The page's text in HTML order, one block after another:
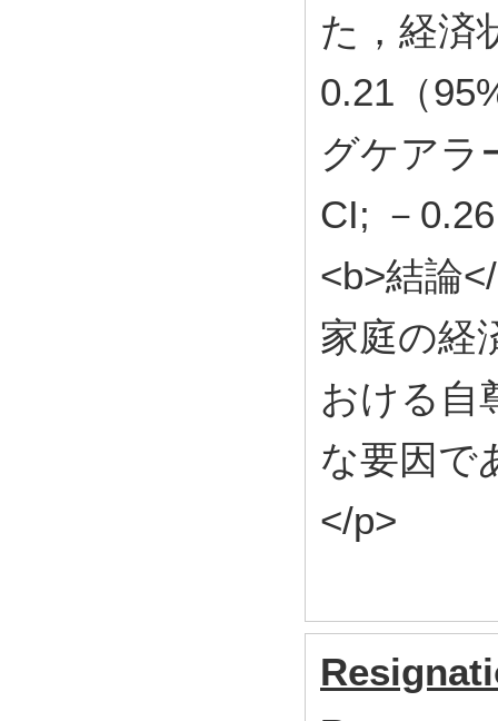
た，経済
0.21（
グケアラ
CI; －
<b>結論
家庭の経
おける自
な要因で
</p>